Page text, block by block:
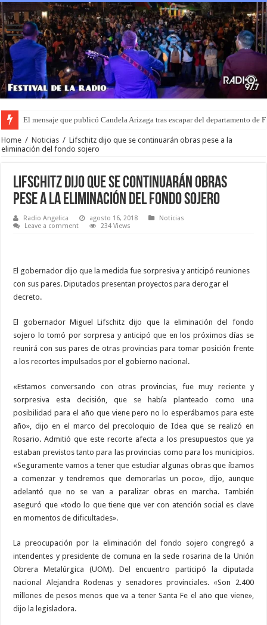
El mensaje que publicó Candela Arizaga tras escapar del departamento de
Home / Noticias / Lifschitz dijo que se continuarán obras pese a la
eliminación del fondo sojero
Lifschitz dijo que se continuarán obras
pese a la eliminación del fondo sojero
Radio Angelica agosto 16, 2018
Noticias
Leave a comment
234 Views
El gobernador dijo que la medida fue sorpresiva y anticipó reuniones
con sus pares. Diputados presentan proyectos para derogar el
decreto.
El gobernador Miguel Lifschitz dijo que la eliminación del fondo
sojero lo tomó por sorpresa y anticipó que en los próximos días se
reunirá con sus pares de otras provincias para tomar posición frente
a los recortes impulsados por el gobierno nacional.
«Estamos conversando con otras provincias, fue muy reciente y
sorpresiva esta decisión, que se había planteado como una
posibilidad para el año que viene pero no lo esperábamos para este
año», dijo en el marco del precoloquio de Idea que se realizó en
Rosario. Admitió que este recorte afecta a los presupuestos que ya
estaban previstos tanto para las provincias como para los municipios.
«Seguramente vamos a tener que estudiar algunas obras que íbamos
a comenzar y tendremos que demorarlas un poco», dijo, aunque
adelantó que no se van a paralizar obras en marcha. También
aseguró que «todo lo que tiene que ver con atención social es clave
en momentos de dificultades».
La preocupación por la eliminación del fondo sojero congregó a
intendentes y presidente de comuna en la sede rosarina de la Unión
Obrera Metalúrgica (UOM). Del encuentro participó la diputada
nacional Alejandra Rodenas y senadores provinciales. «Son 2.400
millones de pesos menos que va a tener Santa Fe el año que viene»,
dijo la legisladora.